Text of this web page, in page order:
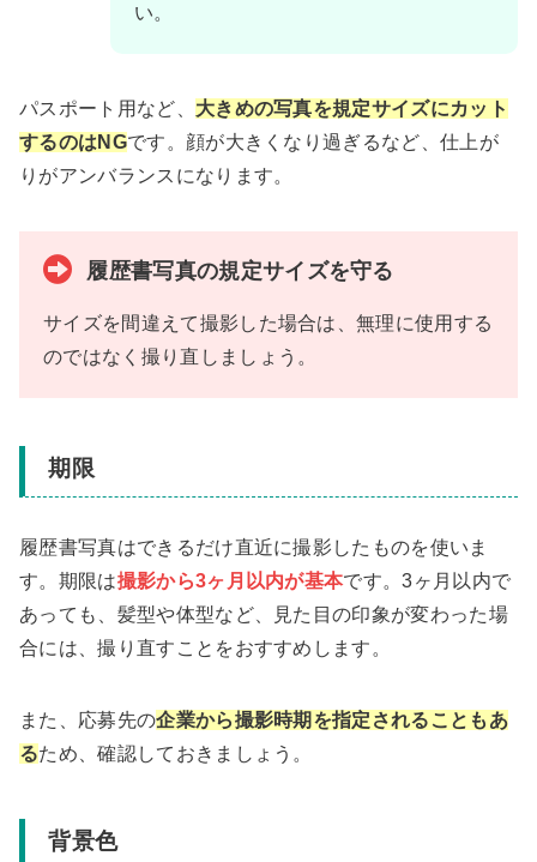
い。
パスポート用など、 大きめの写真を規定サイズにカット
するのはNGです。顔が大きくなり過ぎるなど、仕上が
りがアンバランスになります。
履歴書写真の規定サイズを守る
サイズを間違えて撮影した場合は、無理に使用する
のではなく撮り直しましょう。
期限
履歴書写真はできるだけ直近に撮影したものを使いま
す。期限は撮影から3ヶ月以内が基本です。3ヶ月以内で
あっても、髪型や体型など、見た目の印象が変わった場
合には、撮り直すことをおすすめします。
また、応募先の企業から撮影時期を指定されることもあ
るため、確認しておきましょう。
背景色